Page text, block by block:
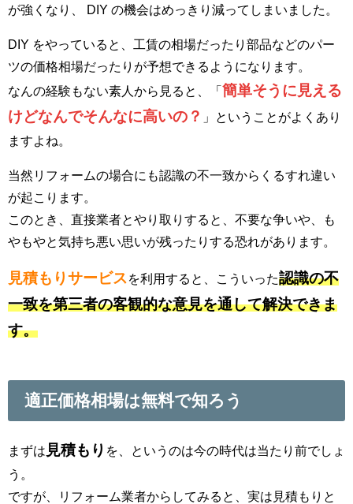
が強くなり、 DIY の機会はめっきり減ってしまいました。
DIY をやっていると、工賃の相場だったり部品などのパー
ツの価格相場だったりが予想できるようになります。
なんの経験もない素人から見ると、「 簡単そうに見える
けどなんでそんなに高いの？ 」ということがよくあり
ますよね。
当然リフォームの場合にも認識の不一致からくるすれ違い
が起こります。
このとき、直接業者とやり取りすると、不要な争いや、も
やもやと気持ち悪い思いが残ったりする恐れがあります。
見積もりサービス を利用すると、こういった認識の不
一致を第三者の客観的な意見を通して解決できま
す。
適正価格相場は無料で知ろう
まずは 見積もり を、というのは今の時代は当たり前でしょ
う。
ですが、リフォーム業者からしてみると、実は見積もりと